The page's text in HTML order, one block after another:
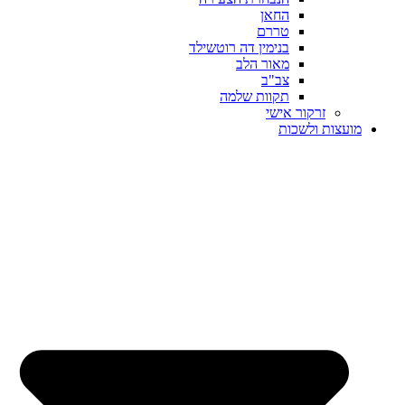
החאן
טררם
בנימין דה רוטשילד
מאור הלב
צב"ב
תקוות שלמה
זרקור אישי
מועצות ולשכות